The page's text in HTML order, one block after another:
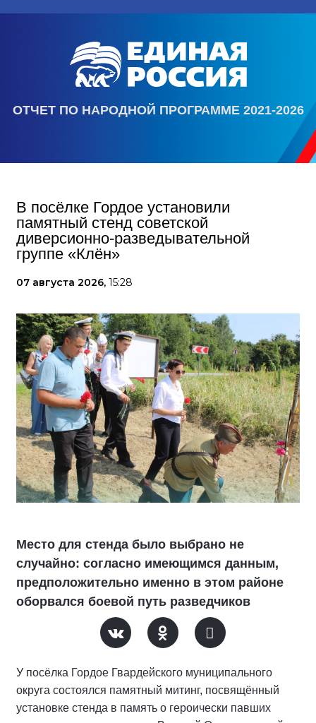
ОТЧЕТ ПО НАРОДНОЙ ПРОГРАММЕ 2021-2026
В посёлке Гордое установили
памятный стенд советской
диверсионно-разведывательной
группе «Клён»
07 августа 2026, 15:28
Место для стенда было выбрано не
случайно: согласно имеющимся данным,
предположительно именно в этом районе
оборвался боевой путь разведчиков
У посёлка Гордое Гвардейского муниципального
округа состоялся памятный митинг, посвящённый
установке стенда в память о героически павших